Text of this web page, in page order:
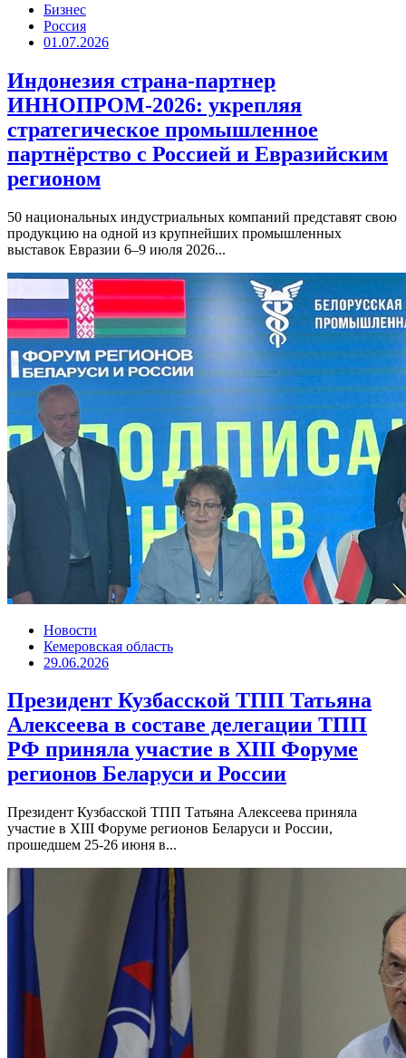
Бизнес
Россия
01.07.2026
Индонезия страна-партнер
ИННОПРОМ-2026: укрепляя
стратегическое промышленное
партнёрство с Россией и Евразийским
регионом
50 национальных индустриальных компаний представят свою
продукцию на одной из крупнейших промышленных
выставок Евразии 6–9 июля 2026...
Новости
Кемеровская область
29.06.2026
Президент Кузбасской ТПП Татьяна
Алексеева в составе делегации ТПП
РФ приняла участие в XIII Форуме
регионов Беларуси и России
Президент Кузбасской ТПП Татьяна Алексеева приняла
участие в XIII Форуме регионов Беларуси и России,
прошедшем 25-26 июня в...